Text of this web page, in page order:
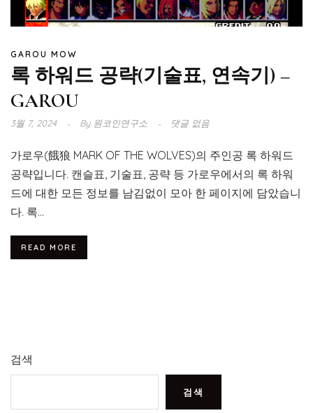
GAROU MOW
록 하워드 공략(기술표, 연속기) –
GAROU
3월 7, 2024 By원코인연구소 댓글 없음
가로우(餓狼 MARK OF THE WOLVES)의 주인공 록 하워드
공략입니다. 캔슬표, 기술표, 공략 등 가로우에서의 록 하워
드에 대한 모든 정보를 남김없이 모아 한 페이지에 담았습니
다. 록...
READ MORE
검색
검색